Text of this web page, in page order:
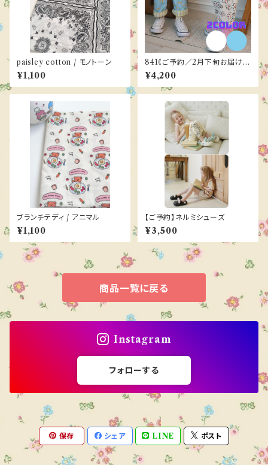
paisley cotton / モノトーン
¥1,100
841《ご予約／2月下旬お届け》
poteau pants ／BONNE 87-
124cm
¥4,200
ブランチテディ / アニマル
¥1,100
【ご予約】ネルミシューズ
¥3,500
商品一覧に戻る
Instagram
フォローする
保存 シェア LINE ポスト